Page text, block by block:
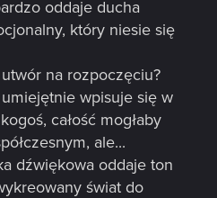
oddaje ducha
który niesie się
na rozpoczęciu?
wpisuje się w
całość mogłaby
ale...
dźwiękowa oddaje ton
świat do